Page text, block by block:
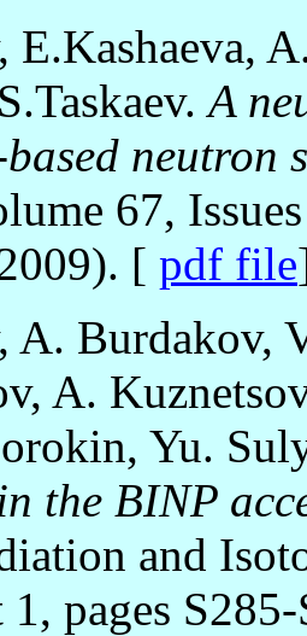
E.Kashaeva,
A
neutron
67,
[ pdf file
A. Burdakov,
A.
Yu.
the BINP
and
1, pages